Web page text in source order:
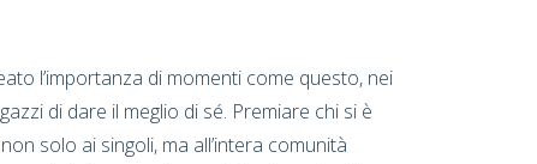
l’importanza di momenti come questo, nei
di dare il meglio di sé. Premiare chi si è
solo ai singoli, ma all’intera comunità